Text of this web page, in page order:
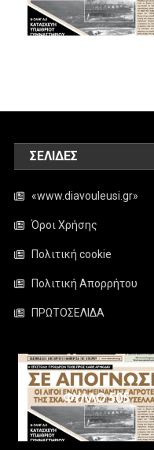
ΣΕΛΊΔΕΣ
«www.diavouleusi.gr»
Όροι Χρήσης
Πολιτική cookie
Πολιτική Απορρήτου
ΠΡΩΤΟΣΕΛΙΔΑ
ΦΥΛΛΟ 505